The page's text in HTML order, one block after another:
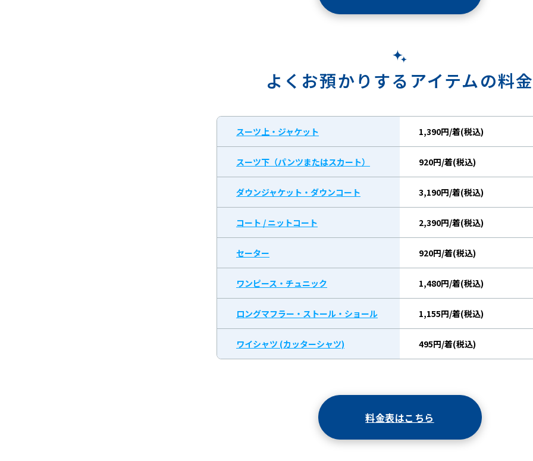
よくお預かりするアイテムの料
スーツ上・ジャケット 1,390円/着(税込)
スーツ下（パンツまたはスカート） 920円/着(税込)
ダウンジャケット・ダウンコート 3,190円/着(税込)
コート / ニットコート 2,390円/着(税込)
セーター 920円/着(税込)
ワンピース・チュニック 1,480円/着(税込)
ロングマフラー・ストール・ショール 1,155円/着(税込)
ワイシャツ (カッターシャツ) 495円/着(税込)
料金表はこちら